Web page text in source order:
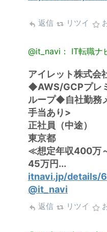
返信 リツイ
@it_navi： IT転職ナ
アイレット株式会
◆AWS/GCPプレ
ループ◆自社勤務
手当あり>
正社員（中途）
東京都
≪想定年収400万
45万円...
itnavi.jp/details/
@it_navi
返信 リツイ